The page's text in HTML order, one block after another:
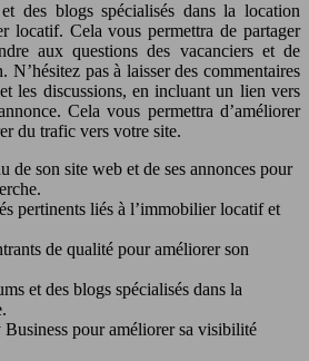
des blogs spécialisés dans la location
locatif. Cela vous permettra de partager
aux questions des vacanciers et de
pas à laisser des commentaires
les discussions, en incluant un lien vers
Cela vous permettra d’améliorer
du trafic vers votre site.
de son site web et de ses annonces pour
pertinents liés à l’immobilier locatif et
de qualité pour améliorer son
et des blogs spécialisés dans la
pour améliorer sa visibilité